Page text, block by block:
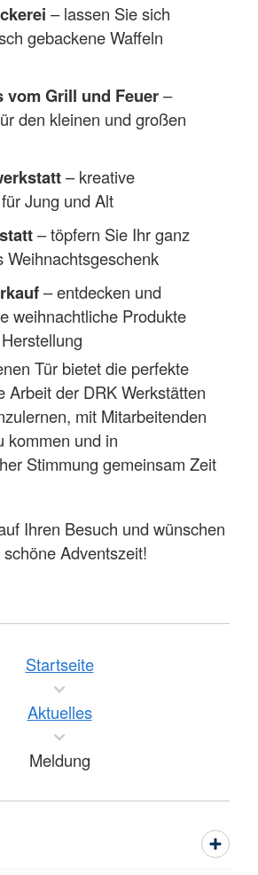
– lassen Sie sich
gebackene Waffeln
vom Grill und Feuer–
den kleinen und großen
– kreative
Jung und Alt
– töpfern Sie Ihr ganz
Weihnachtsgeschenk
– entdecken und
weihnachtliche Produkte
Tür bietet die perfekte
Arbeit der DRK Werkstätten
mit Mitarbeitenden
kommen und in
Stimmung gemeinsam Zeit
Ihren Besuch und wünschen
Adventszeit!
Startseite
Aktuelles
Meldung